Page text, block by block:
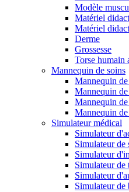
Modèle
Matériel
Matériel
Derme
Grossesse
Torse humain
Mannequin de soins
Mannequin
Mannequin
Mannequin
Mannequin
Simulateur médical
Simulateur
Simulateur de
Simulateur
Simulateur de
Simulateur
Simulateur de